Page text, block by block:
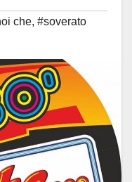
che, #soverato